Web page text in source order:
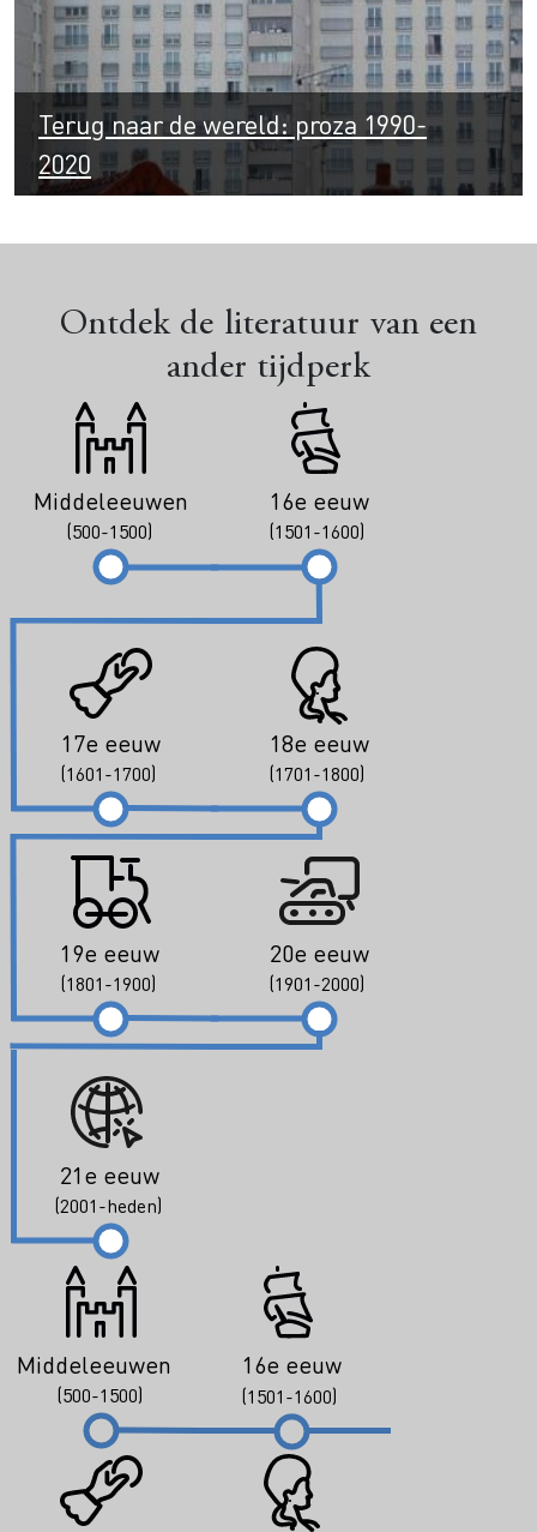
Terug naar de wereld: proza 1990-
2020
Ontdek de literatuur van een
ander tijdperk
Middeleeuwen
(500-1500)
16e eeuw
(1501-1600)
17e eeuw
(1601-1700)
18e eeuw
(1701-1800)
19e eeuw
(1801-1900)
20e eeuw
(1901-2000)
21e eeuw
(2001-heden)
Middeleeuwen
(500-1500)
16e eeuw
(1501-1600)